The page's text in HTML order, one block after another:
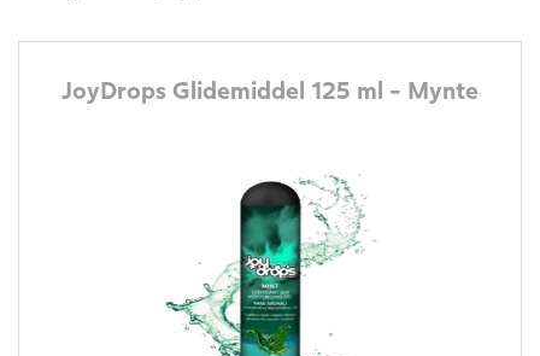
JoyDrops Glidemiddel 125 ml - Mynte